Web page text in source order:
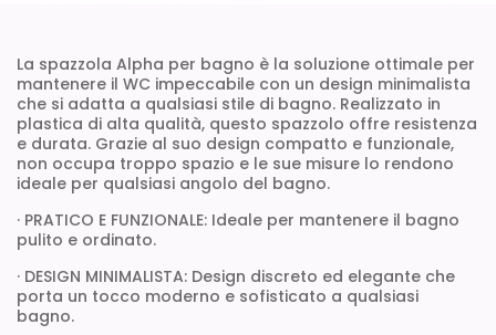
La spazzola Alpha per bagno è la soluzione ottimale per
mantenere il WC impeccabile con un design minimalista
che si adatta a qualsiasi stile di bagno. Realizzato in
plastica di alta qualità, questo spazzolo offre resistenza
e durata. Grazie al suo design compatto e funzionale,
non occupa troppo spazio e le sue misure lo rendono
ideale per qualsiasi angolo del bagno.
· PRATICO E FUNZIONALE: Ideale per mantenere il bagno
pulito e ordinato.
· DESIGN MINIMALISTA: Design discreto ed elegante che
porta un tocco moderno e sofisticato a qualsiasi
bagno.